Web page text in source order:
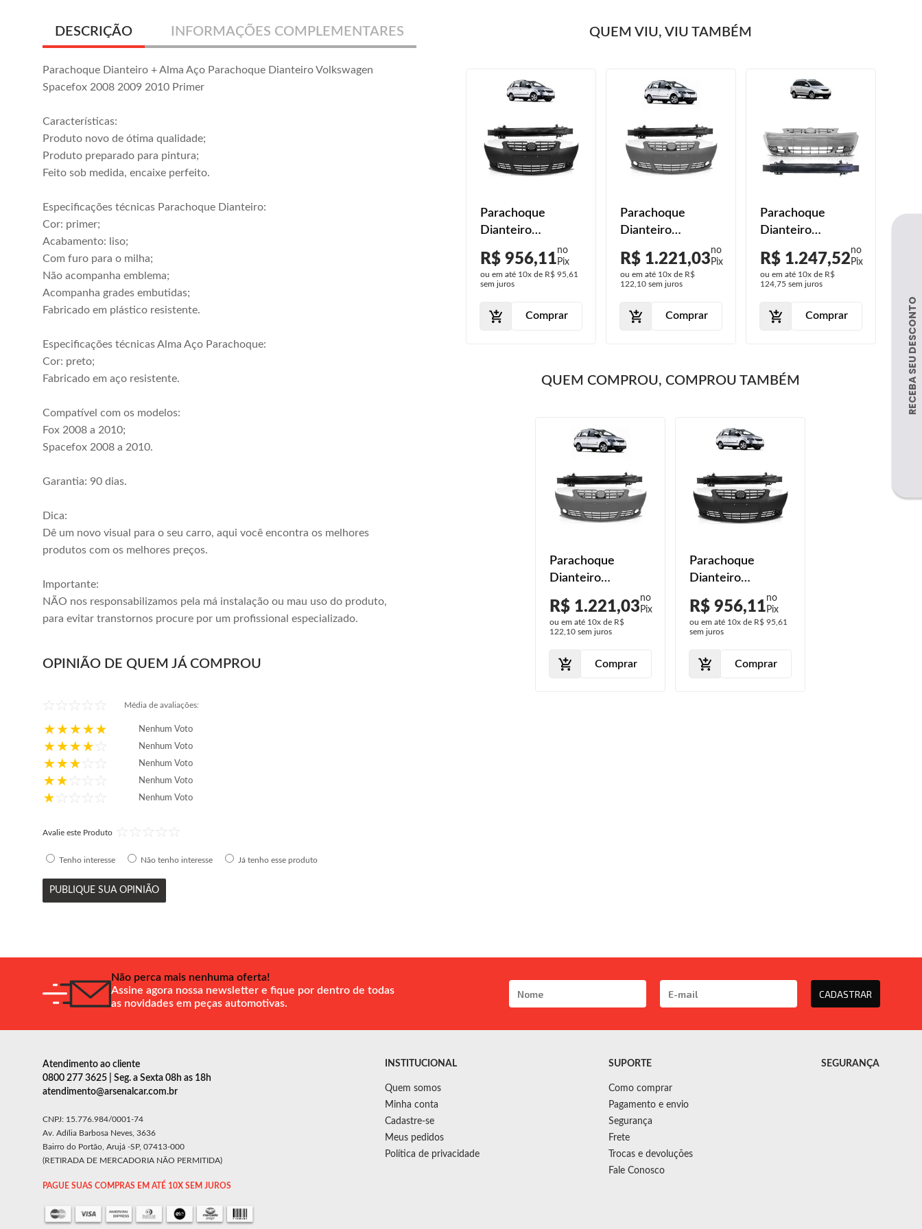
DESCRIÇÃO INFORMAÇÕES COMPLEMENTARES
Parachoque Dianteiro + Alma Aço Parachoque Dianteiro Volkswagen
Spacefox 2008 2009 2010 Primer
Características:
Produto novo de ótima qualidade;
Produto preparado para pintura;
Feito sob medida, encaixe perfeito.
Especificações técnicas Parachoque Dianteiro:
Cor: primer;
Acabamento: liso;
Com furo para o milha;
Não acompanha emblema;
Acompanha grades embutidas;
Fabricado em plástico resistente.
Especificações técnicas Alma Aço Parachoque:
Cor: preto;
Fabricado em aço resistente.
Compatível com os modelos:
Fox 2008 a 2010;
Spacefox 2008 a 2010.
Garantia: 90 dias.
Dica:
Dê um novo visual para o seu carro, aqui você encontra os melhores
produtos com os melhores preços.
Importante:
NÃO nos responsabilizamos pela má instalação ou mau uso do produto,
para evitar transtornos procure por um profissional especializado.
OPINIÃO DE QUEM JÁ COMPROU
Média de avaliações:
Nenhum Voto
Nenhum Voto
Nenhum Voto
Nenhum Voto
Nenhum Voto
Avalie este Produto
Tenho interesse Não tenho interesse Já tenho esse produto
PUBLIQUE SUA OPINIÃO
QUEM VIU, VIU TAMBÉM
Parachoque
Dianteiro
Spacefox 2008
2009 2010 Alma
Aço Sem Furo
R$ 956,11
ou em até 10x de R$ 95,61
sem juros
Comprar
Parachoque
Dianteiro
2009 2010 Alma
Aço Primer Com
R$ 1.221,03
ou em até 10x de R$
122,10 sem juros
Comprar
Parachoque
Dianteiro
2006 2007 Alma
Aço Primer Liso
R$ 1.247,52
ou em até 10x de R$
124,75 sem juros
Comprar
QUEM COMPROU, COMPROU TAMBÉM
Parachoque
Dianteiro
Spacefox 2008
2009 2010 Alma
Aço Primer Com
R$ 1.221,03
ou em até 10x de R$
122,10 sem juros
Comprar
Parachoque
Dianteiro
Spacefox 2008
2009 2010 Alma
Aço Sem Furo
R$ 956,11
ou em até 10x de R$ 95,61
sem juros
Comprar
Não perca mais nenhuma oferta!
Assine agora nossa newsletter e fique por dentro de todas
as novidades em peças automotivas.
CADASTRAR
Atendimento ao cliente
0800 277 3625 | Seg. a Sexta 08h as 18h
atendimento@arsenalcar.com.br
CNPJ: 15.776.984/0001-74
Av. Adília Barbosa Neves, 3636
Bairro do Portão, Arujá -SP, 07413-000
(RETIRADA DE MERCADORIA NÃO PERMITIDA)
PAGUE SUAS COMPRAS EM ATÉ 10X SEM JUROS
INSTITUCIONAL
Quem somos
Minha conta
Cadastre-se
Meus pedidos
Política de privacidade
SUPORTE
Como comprar
Pagamento e envio
Segurança
Frete
Trocas e devoluções
Fale Conosco
SEGURANÇA